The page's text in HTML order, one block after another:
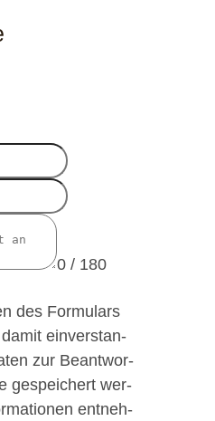
0 / 180
des For­mu­lars
ein­ver­stan­
zur Beant­wor­
gespei­chert wer­
ent­neh­